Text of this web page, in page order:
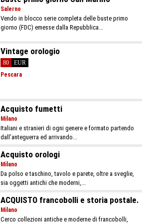
Salerno
Vendo in blocco serie completa delle buste primo
giorno (FDC) emesse dalla Repubblica...
Vintage orologio
80
EUR
Pescara
Acquisto fumetti
Milano
Italiani e stranieri di ogni genere e formato partendo
dall’anteguerra ed arrivando...
Acquisto orologi
Milano
Da polso e taschino, tavolo e parete, oltre a sveglie,
sia oggetti antichi che moderni,...
ACQUISTO francobolli e storia postale.
Milano
Cerco collezioni antiche e moderne di francobolli,